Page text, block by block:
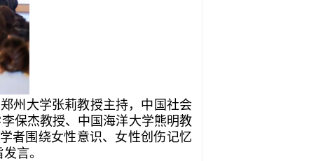
州大学张莉教授主持，中国社会
保杰教授、中国海洋大学熊明教
者围绕女性意识、女性创伤记忆
言。